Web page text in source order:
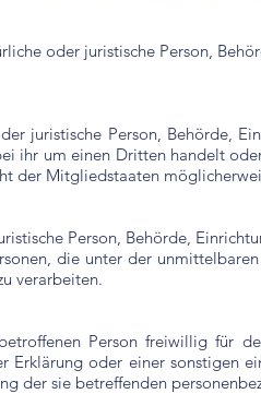
oder juristische Person,
juristische Person, Behörde,
ihr um einen Dritten handelt
der Mitgliedstaaten
Person, Behörde,
die unter der
verarbeiten.
Person freiwillig für
Erklärung oder einer sonstigen
der sie betreffenden